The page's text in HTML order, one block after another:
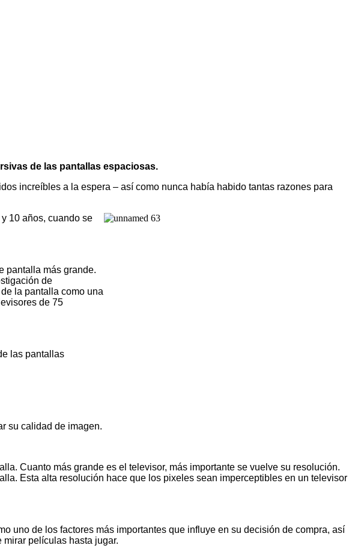
de las pantallas espaciosas.
increíbles a la espera – así como nunca había habido tantas razones para
10 años, cuando se
pantalla más grande.
de
la pantalla como una
de 75
las pantallas
su calidad de imagen.
Cuanto más grande es el televisor, más importante se vuelve su resolución.
Esta alta resolución hace que los pixeles sean imperceptibles en un televisor
uno de los factores más importantes que influye en su decisión de compra, así
películas hasta jugar.